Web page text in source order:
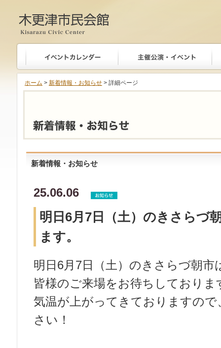
木更津市民会館
ホーム > 新着情報・お知らせ > 詳細ページ
新着情報・お知らせ
25.06.06
明日6月7日（土）のきさらづ
ます。
明日6月7日（土）のきさらづ朝
皆様のご来場をお待ちしておりま
気温が上がってきておりますの
さい！